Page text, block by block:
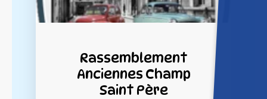
Rassemblement
Anciennes Champ
Saint Père